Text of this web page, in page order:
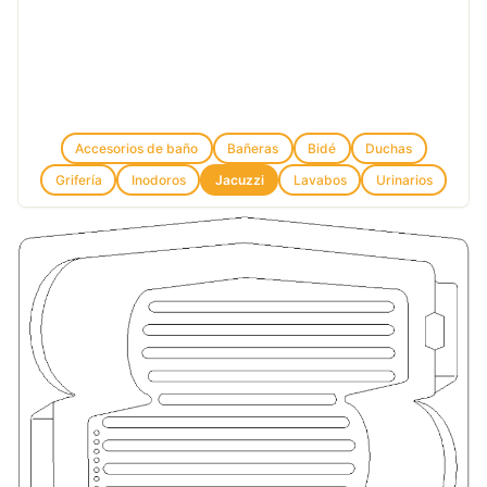
Accesorios de baño Bañeras Bidé
Duchas
Grifería
Inodoros Jacuzzi Lavabos Urinarios